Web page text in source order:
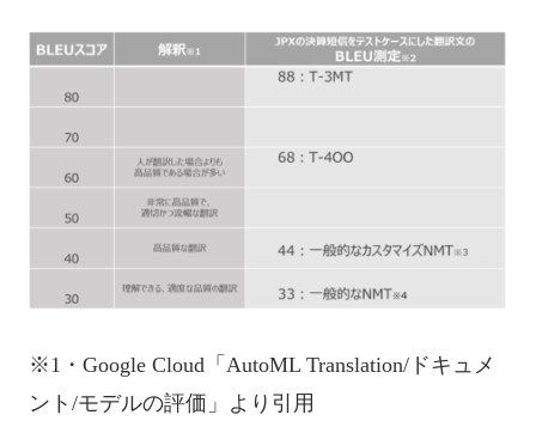
※1・Google Cloud「AutoML Translation/ドキュメ
ント/モデルの評価」より引用